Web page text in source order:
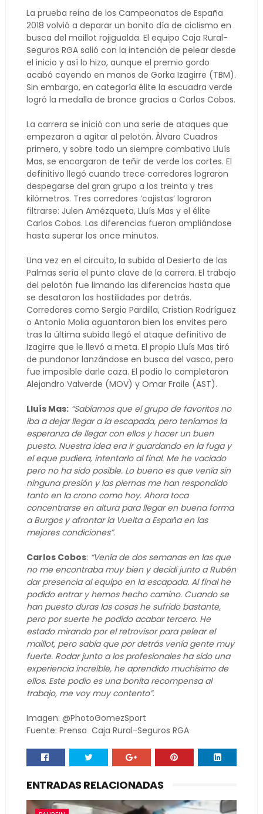
La prueba reina de los Campeonatos de España
2018 volvió a deparar un bonito día de ciclismo en
busca del maillot rojigualda. El equipo Caja Rural-
Seguros RGA salió con la intención de pelear desde
el inicio y así lo hizo, aunque el premio gordo
acabó cayendo en manos de Gorka Izagirre (TBM).
Sin embargo, en categoría élite la escuadra verde
logró la medalla de bronce gracias a Carlos Cobos.
La carrera se inició con una serie de ataques que
empezaron a agitar al pelotón. Álvaro Cuadros
primero, y sobre todo un siempre combativo Lluís
Mas, se encargaron de teñir de verde los cortes. El
definitivo llegó cuando trece corredores lograron
despegarse del gran grupo a los treinta y tres
kilómetros. Tres corredores ‘cajistas’ lograron
filtrarse: Julen Amézqueta, Lluís Mas y el élite
Carlos Cobos. Las diferencias fueron ampliándose
hasta superar los once minutos.
Una vez en el circuito, la subida al Desierto de las
Palmas sería el punto clave de la carrera. El trabajo
del pelotón fue limando las diferencias hasta que
se desataron las hostilidades por detrás.
Corredores como Sergio Pardilla, Cristian Rodríguez
o Antonio Molia aguantaron bien los envites pero
tras la última subida llegó el ataque definitivo de
Izagirre que le llevó a meta. El propio Lluís Mas tiró
de pundonor lanzándose en busca del vasco, pero
fue imposible darle caza. El podio lo completaron
Alejandro Valverde (MOV) y Omar Fraile (AST).
Lluís Mas: “Sabíamos que el grupo de favoritos no
iba a dejar llegar a la escapada, pero teníamos la
esperanza de llegar con ellos y hacer un buen
puesto. Nuestra idea era ir guardando en la fuga y
el eque pudiera, intentarlo al final. Me he vaciado
pero no ha sido posible. Lo bueno es que venía sin
ninguna presión y las piernas me han respondido
tanto en la crono como hoy. Ahora toca
concentrarse en altura para llegar en buena forma
a Burgos y afrontar la Vuelta a España en las
mejores condiciones”.
Carlos Cobos: “Venía de dos semanas en las que
no me encontraba muy bien y decidí junto a Rubén
dar presencia al equipo en la escapada. Al final he
podido entrar y hemos hecho camino. Cuando se
han puesto duras las cosas he sufrido bastante,
pero por suerte he podido acabar tercero. He
estado mirando por el retrovisor para pelear el
maillot, pero sabía que por detrás venía gente muy
fuerte. Rodar junto a los profesionales ha sido una
experiencia increíble, he aprendido muchísimo de
ellos. Este podio es una bonita recompensa al
trabajo, me voy muy contento”.
Imagen: @PhotoGomezSport
Fuente: Prensa Caja Rural-Seguros RGA
ENTRADAS RELACIONADAS